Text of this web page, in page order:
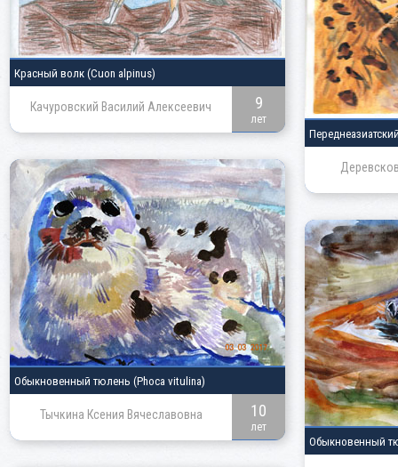
Красный волк (Cuon alpinus)
Качуровский Василий Алексеевич 9
лет
Обыкновенный тюлень (Phoca vitulina)
Тычкина Ксения Вячеславовна 10
лет
Обыкновенный